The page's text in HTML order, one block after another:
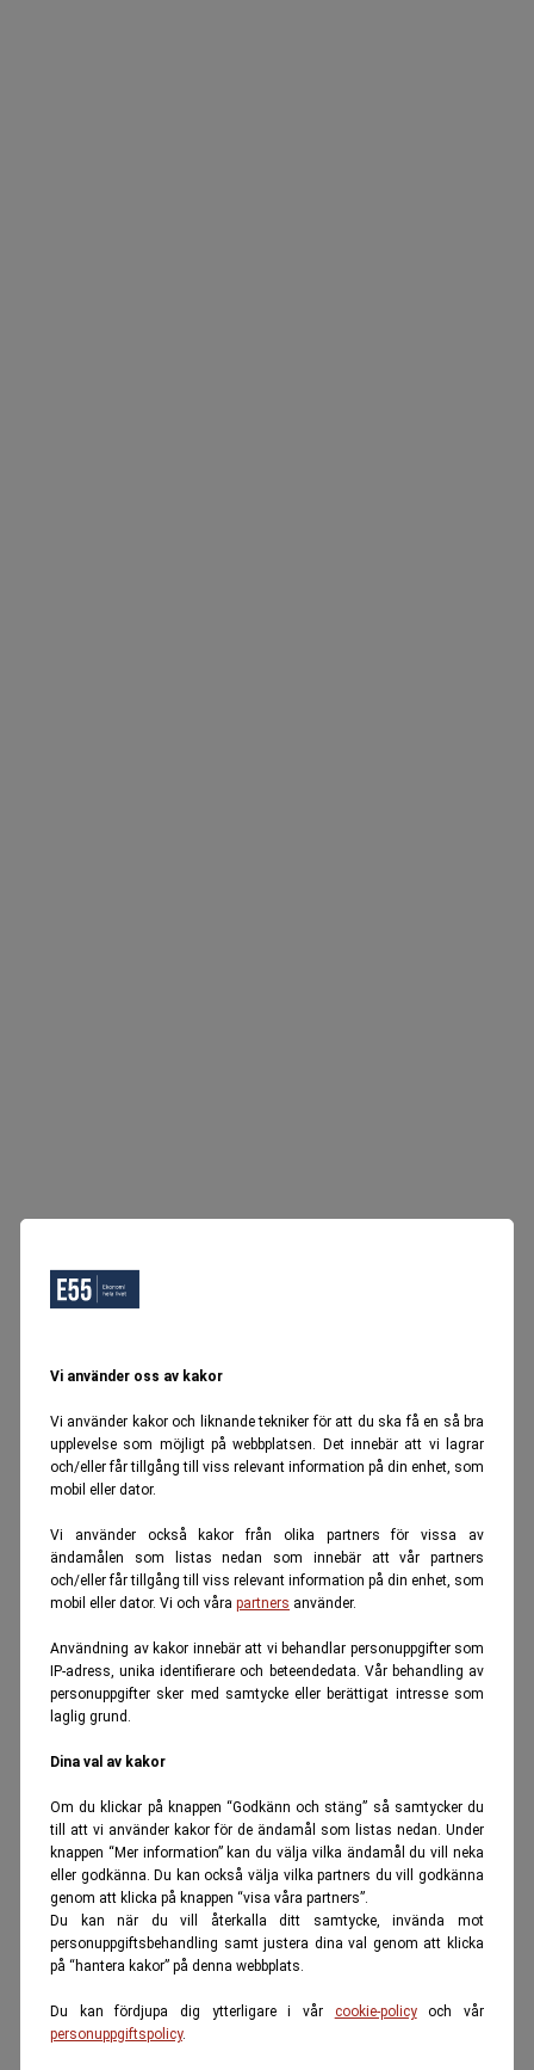
Vi använder oss av kakor
Vi använder kakor och liknande tekniker för att du ska få en så bra
upplevelse som möjligt på webbplatsen. Det innebär att vi lagrar
och/eller får tillgång till viss relevant information på din enhet, som
mobil eller dator.
Vi använder också kakor från olika partners för vissa av
ändamålen som listas nedan som innebär att vår partners
och/eller får tillgång till viss relevant information på din enhet, som
mobil eller dator. Vi och våra partners använder.
Användning av kakor innebär att vi behandlar personuppgifter som
IP-adress, unika identifierare och beteendedata. Vår behandling av
personuppgifter sker med samtycke eller berättigat intresse som
laglig grund.
Dina val av kakor
Om du klickar på knappen “Godkänn och stäng” så samtycker du
till att vi använder kakor för de ändamål som listas nedan. Under
knappen “Mer information” kan du välja vilka ändamål du vill neka
eller godkänna. Du kan också välja vilka partners du vill godkänna
genom att klicka på knappen “visa våra partners”.
Du kan när du vill återkalla ditt samtycke, invända mot
personuppgiftsbehandling samt justera dina val genom att klicka
på “hantera kakor” på denna webbplats.
Du kan fördjupa dig ytterligare i vår cookie-policyoch vår
personuppgiftspolicy.